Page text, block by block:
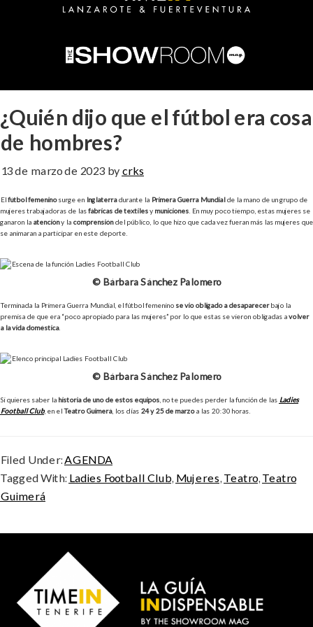
¿Quién dijo que el fútbol era cosa
de hombres?
13 de marzo de 2023 by crks
Elfútbol femeninosurge en Inglaterradurante la Primera Guerra Mundialde la mano de un grupo de
mujeres trabajadoras de lasfábricas de textilesy municiones . En muy poco tiempo, estas mujeres se
ganaron la atencióny la comprensióndel público, lo que hizo que cada vez fueran más las mujeres que
se animaran a participar en este deporte.
© Bárbara Sánchez Palomero
Terminada la Primera Guerra Mundial, el fútbol femenino se vio obligado a desaparecerbajo la
premisa de que era “poco apropiado para las mujeres” por lo que estas se vieron obligadas avolver
a la vida doméstica.
© Bárbara Sánchez Palomero
Si quieres saber la historia de uno de estos equipos , no te puedes perder la función de las Ladies
Football Club, en elTeatro Guimerá, los días 24 y 25 de marzoa las 20:30 horas.
Filed Under: AGENDA
Tagged With: Ladies Football Club Mujeres Teatro, Teatro
Guimerá